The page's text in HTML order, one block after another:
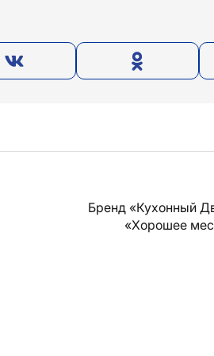
Бренд «Кухонный
«Хорошее